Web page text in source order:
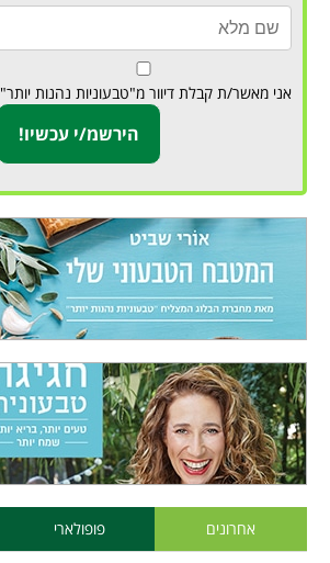
אני מאשר/ת קבלת דיוור מ"טבעוניות נהנות יותר"
אחרונים פופולארי